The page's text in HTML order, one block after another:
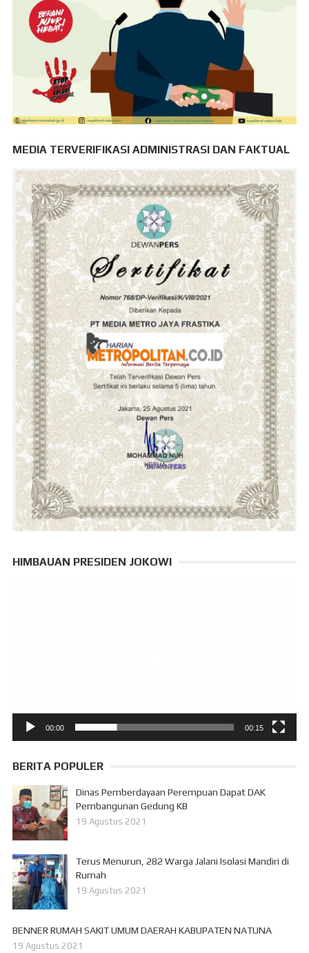
MEDIA TERVERIFIKASI ADMINISTRASI DAN FAKTUAL
HIMBAUAN PRESIDEN JOKOWI
00:00 00:15
BERITA POPULER
Dinas Pemberdayaan Perempuan Dapat DAK
Pembangunan Gedung KB
19 Agustus 2021
Terus Menurun, 282 Warga Jalani Isolasi Mandiri di
Rumah
19 Agustus 2021
BENNER RUMAH SAKIT UMUM DAERAH KABUPATEN NATUNA
19 Agustus 2021